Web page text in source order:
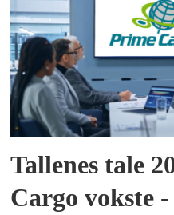
Tallenes tale
Cargo vokste